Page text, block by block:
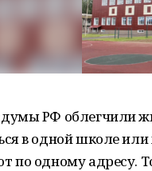
РФ облегчили
в одной школе
по одному адресу.